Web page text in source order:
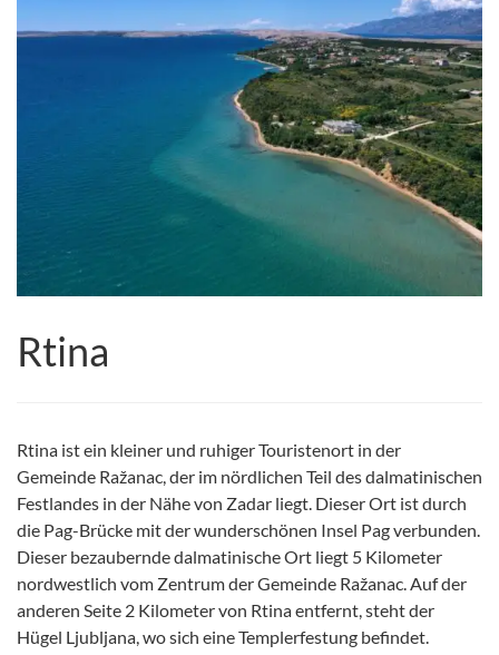
Rtina
Rtina ist ein kleiner und ruhiger Touristenort in der
Gemeinde Ražanac, der im nördlichen Teil des dalmatinischen
Festlandes in der Nähe von Zadar liegt. Dieser Ort ist durch
die Pag-Brücke mit der wunderschönen Insel Pag verbunden.
Dieser bezaubernde dalmatinische Ort liegt 5 Kilometer
nordwestlich vom Zentrum der Gemeinde Ražanac. Auf der
anderen Seite 2 Kilometer von Rtina entfernt, steht der
Hügel Ljubljana, wo sich eine Templerfestung befindet.